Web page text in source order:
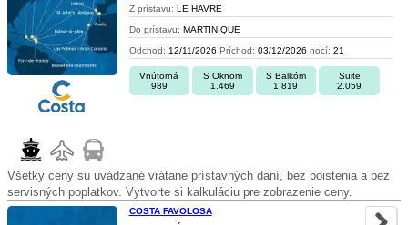
Z prístavu: LE HAVRE
Do prístavu: MARTINIQUE
Odchod: 12/11/2026 Príchod: 03/12/2026 nocí: 21
Vnútorná
989
S Oknom
1.469
S Balkóm
1.819
Suite
2.059
Všetky ceny sú uvádzané vrátane prístavných daní, bez poistenia a bez
servisných poplatkov. Vytvorte si kalkuláciu pre zobrazenie ceny.
COSTA FAVOLOSA